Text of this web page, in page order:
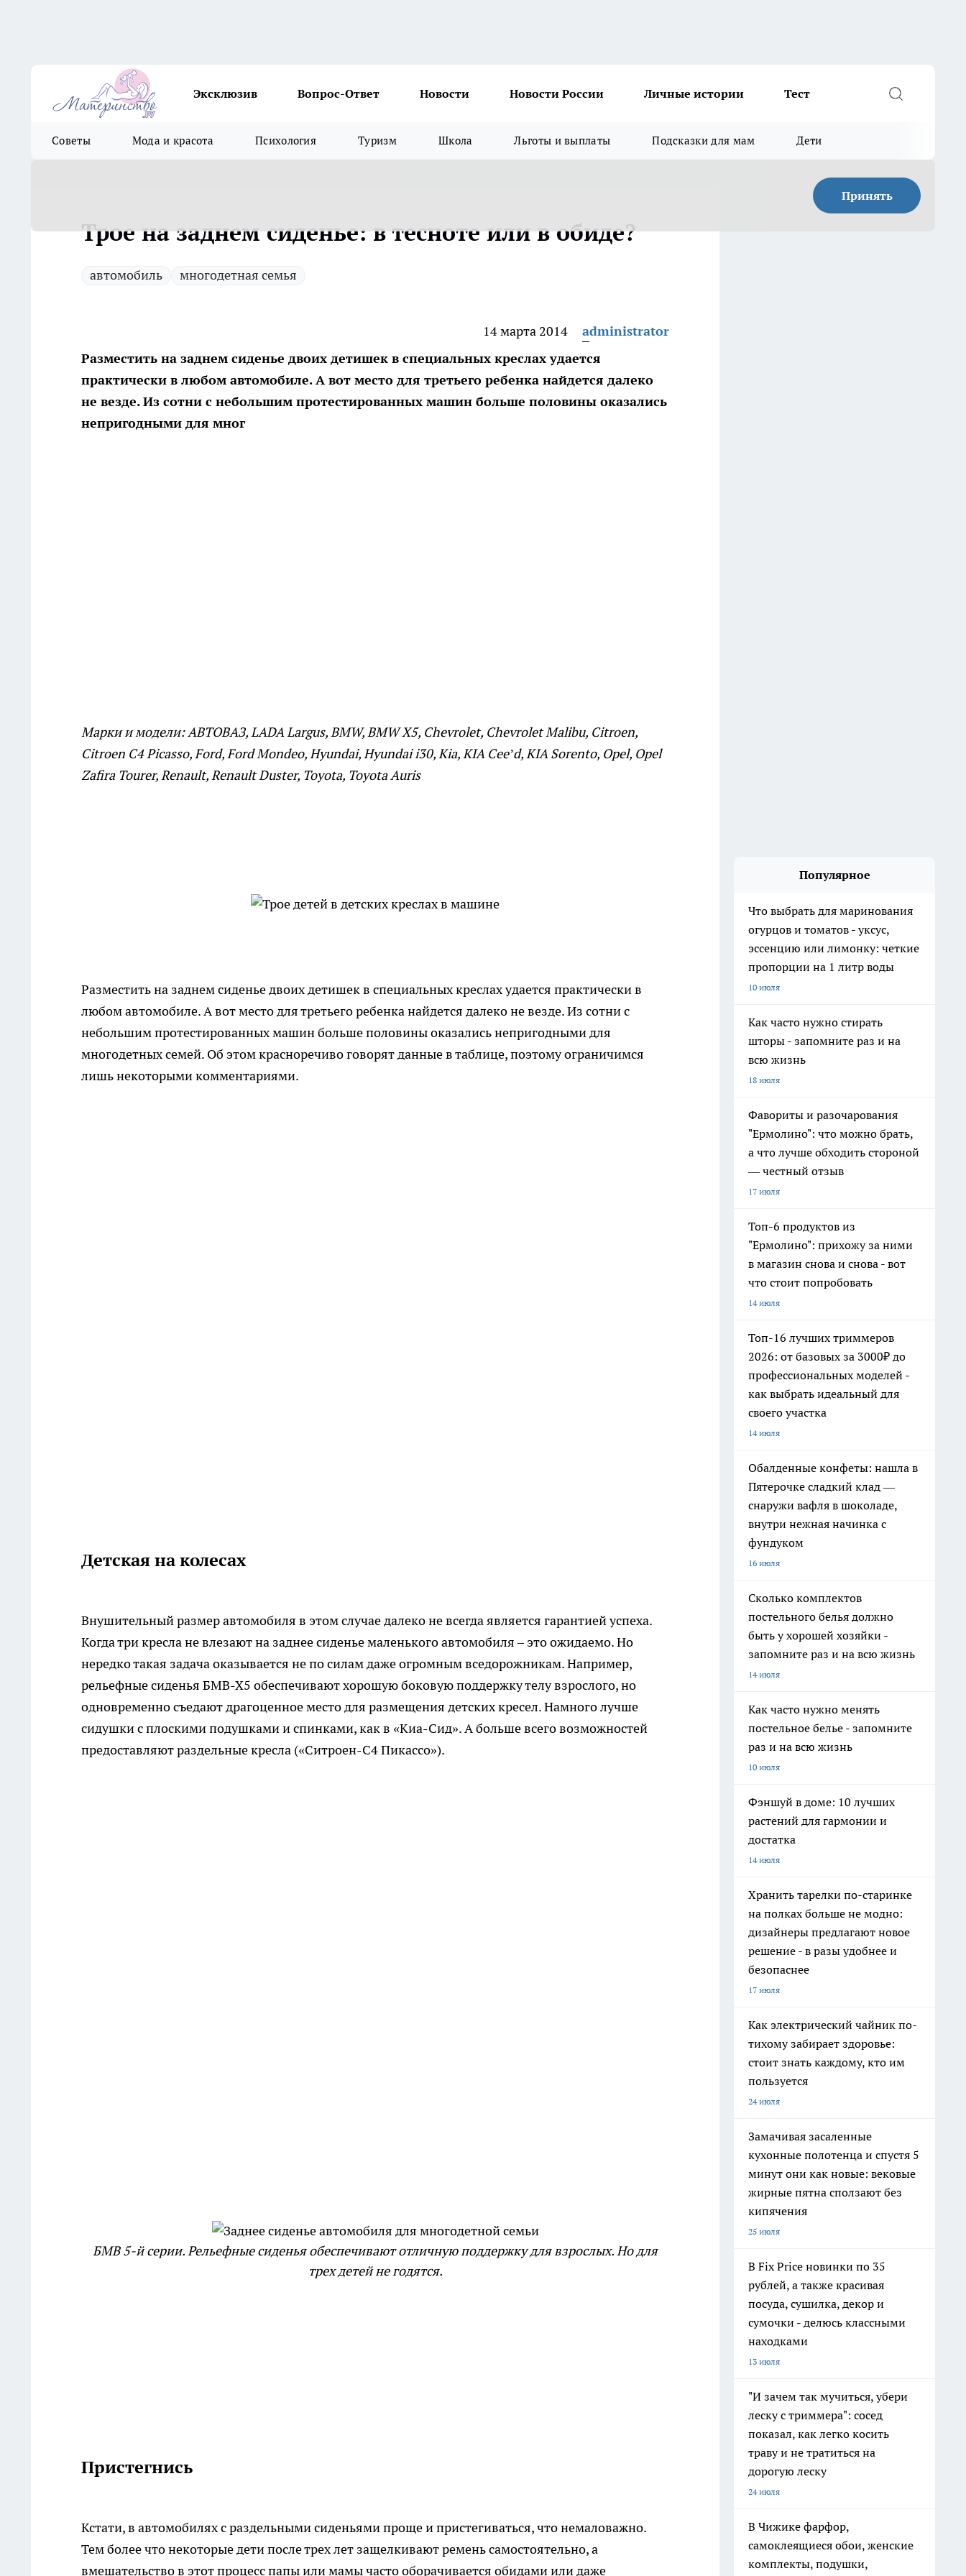
Эксклюзив Вопрос-Ответ Новости Новости России Личные истории Тест
Советы Мода и красота Психология Туризм Школа Льготы и выплаты Подсказки для мам Дети
Принять
Трое на заднем сиденье: в тесноте или в обиде?
автомобиль многодетная семья
14 марта 2014
administrator
Разместить на заднем сиденье двоих детишек в специальных креслах удается
практически в любом автомобиле. А вот место для третьего ребенка найдется далеко
не везде. Из сотни с небольшим протестированных машин больше половины оказались
непригодными для мног
Марки и модели: АВТОВАЗ, LADA Largus, BMW, BMW X5, Chevrolet, Chevrolet Malibu, Citroen,
Citroen C4 Picasso, Ford, Ford Mondeo, Hyundai, Hyundai i30, Kia, KIA Cee’d, KIA Sorento, Opel, Opel
Zafira Tourer, Renault, Renault Duster, Toyota, Toyota Auris
Разместить на заднем сиденье двоих детишек в специальных креслах удается практически в
любом автомобиле. А вот место для третьего ребенка найдется далеко не везде. Из сотни с
небольшим протестированных машин больше половины оказались непригодными для
многодетных семей. Об этом красноречиво говорят данные в таблице, поэтому ограничимся
лишь некоторыми комментариями.
Детская на колесах
Внушительный размер автомобиля в этом случае далеко не всегда является гарантией успеха.
Когда три кресла не влезают на заднее сиденье маленького автомобиля – это ожидаемо. Но
нередко такая задача оказывается не по силам даже огромным вседорожникам. Например,
рельефные сиденья БМВ-Х5 обеспечивают хорошую боковую поддержку телу взрослого, но
одновременно съедают драгоценное место для размещения детских кресел. Намного лучше
сидушки с плоскими подушками и спинками, как в «Киа-Сид». А больше всего возможностей
предоставляют раздельные кресла («Ситроен-С4 Пикассо»).
БМВ 5-й серии. Рельефные сиденья обеспечивают отличную поддержку для взрослых. Но для
трех детей не годятся.
Пристегнись
Кстати, в автомобилях с раздельными сиденьями проще и пристегиваться, что немаловажно.
Тем более что некоторые дети после трех лет защелкивают ремень самостоятельно, а
вмешательство в этот процесс папы или мамы часто оборачивается обидами или даже
Популярное
Что выбрать для маринования
огурцов и томатов - уксус,
эссенцию или лимонку: четкие
пропорции на 1 литр воды
10 июля
Как часто нужно стирать
шторы - запомните раз и на
всю жизнь
18 июля
Фавориты и разочарования
"Ермолино": что можно брать,
а что лучше обходить стороной
— честный отзыв
17 июля
Топ-6 продуктов из
"Ермолино": прихожу за ними
в магазин снова и снова - вот
что стоит попробовать
14 июля
Топ-16 лучших триммеров
2026: от базовых за 3000₽ до
профессиональных моделей -
как выбрать идеальный для
своего участка
14 июля
Обалденные конфеты: нашла в
Пятерочке сладкий клад —
снаружи вафля в шоколаде,
внутри нежная начинка с
фундуком
16 июля
Сколько комплектов
постельного белья должно
быть у хорошей хозяйки -
запомните раз и на всю жизнь
14 июля
Как часто нужно менять
постельное белье - запомните
раз и на всю жизнь
10 июля
Фэншуй в доме: 10 лучших
растений для гармонии и
достатка
14 июля
Хранить тарелки по-старинке
на полках больше не модно:
дизайнеры предлагают новое
решение - в разы удобнее и
безопаснее
17 июля
Как электрический чайник по-
тихому забирает здоровье:
стоит знать каждому, кто им
пользуется
24 июля
Замачивая засаленные
кухонные полотенца и спустя 5
минут они как новые: вековые
жирные пятна сползают без
кипячения
25 июля
В Fix Price новинки по 35
рублей, а также красивая
посуда, сушилка, декор и
сумочки - делюсь классными
находками
13 июля
"И зачем так мучиться, убери
леску с триммера": сосед
показал, как легко косить
траву и не тратиться на
дорогую леску
24 июля
В Чижике фарфор,
самоклеящиеся обои, женские
комплекты, подушки,